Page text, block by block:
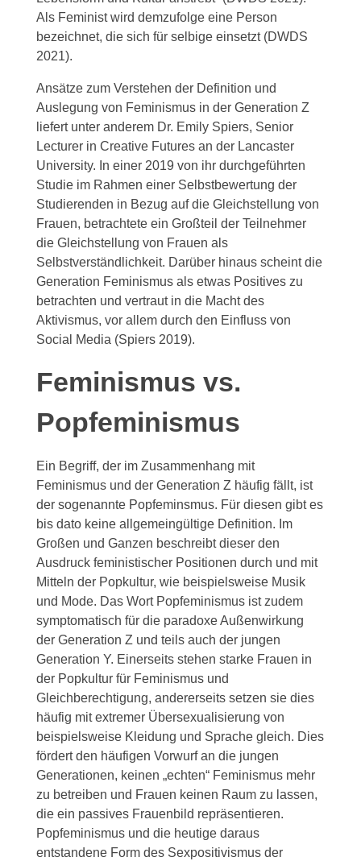
Als Feminist wird demzufolge eine Person
bezeichnet, die sich für selbige einsetzt (DWDS
2021).
Ansätze zum Verstehen der Definition und
Auslegung von Feminismus in der Generation Z
liefert unter anderem Dr. Emily Spiers, Senior
Lecturer in Creative Futures an der Lancaster
University. In einer 2019 von ihr durchgeführten
Studie im Rahmen einer Selbstbewertung der
Studierenden in Bezug auf die Gleichstellung von
Frauen, betrachtete ein Großteil der Teilnehmer
die Gleichstellung von Frauen als
Selbstverständlichkeit. Darüber hinaus scheint die
Generation Feminismus als etwas Positives zu
betrachten und vertraut in die Macht des
Aktivismus, vor allem durch den Einfluss von
Social Media (Spiers 2019).
Feminismus vs.
Popfeminismus
Ein Begriff, der im Zusammenhang mit
Feminismus und der Generation Z häufig fällt, ist
der sogenannte Popfeminsmus. Für diesen gibt es
bis dato keine allgemeingültige Definition. Im
Großen und Ganzen beschreibt dieser den
Ausdruck feministischer Positionen durch und mit
Mitteln der Popkultur, wie beispielsweise Musik
und Mode. Das Wort Popfeminismus ist zudem
symptomatisch für die paradoxe Außenwirkung
der Generation Z und teils auch der jungen
Generation Y. Einerseits stehen starke Frauen in
der Popkultur für Feminismus und
Gleichberechtigung, andererseits setzen sie dies
häufig mit extremer Übersexualisierung von
beispielsweise Kleidung und Sprache gleich. Dies
fördert den häufigen Vorwurf an die jungen
Generationen, keinen „echten“ Feminismus mehr
zu betreiben und Frauen keinen Raum zu lassen,
die ein passives Frauenbild repräsentieren.
Popfeminismus und die heutige daraus
entstandene Form des Sexpositivismus der